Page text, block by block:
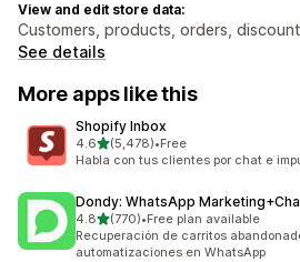
View and edit store data:
Customers, products, orders,
See details
More apps like this
Shopify Inbox
4.6out of 5 stars
(5,478)
5478 total reviews
•Free
Habla con tus clientes por chat e
Dondy: WhatsApp
4.8out of 5 stars
(770)
770 total reviews
•Free plan available
Recuperación de carritos
automatizaciones en WhatsApp